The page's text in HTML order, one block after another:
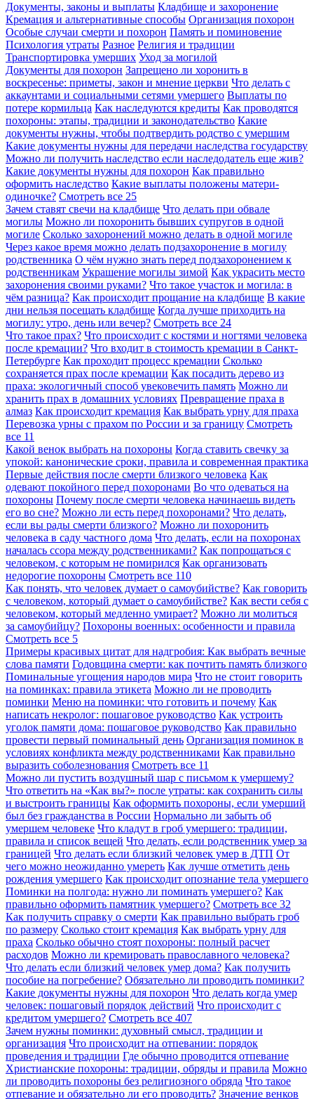
Документы, законы и выплаты Кладбище и захоронение
Кремация и альтернативные способы Организация похорон
Особые случаи смерти и похорон Память и поминовение
Психология утраты Разное Религия и традиции
Транспортировка умерших Уход за могилой
Документы для похорон Запрещено ли хоронить в
воскресенье: приметы, закон и мнение церкви Что делать с
аккаунтами и социальными сетями умершего Выплаты по
потере кормильца Как наследуются кредиты Как проводятся
похороны: этапы, традиции и законодательство Какие
документы нужны, чтобы подтвердить родство с умершим
Какие документы нужны для передачи наследства государству
Можно ли получить наследство если наследодатель еще жив?
Какие документы нужны для похорон Как правильно
оформить наследство Какие выплаты положены матери-
одиночке? Смотреть все 25
Зачем ставят свечи на кладбище Что делать при обвале
могилы Можно ли похоронить бывших супругов в одной
могиле Сколько захоронений можно делать в одной могиле
Через какое время можно делать подзахоронение в могилу
родственника О чём нужно знать перед подзахоронением к
родственникам Украшение могилы зимой Как украсить место
захоронения своими руками? Что такое участок и могила: в
чём разница? Как происходит прощание на кладбище В какие
дни нельзя посещать кладбище Когда лучше приходить на
могилу: утро, день или вечер? Смотреть все 24
Что такое прах? Что происходит с костями и ногтями человека
после кремации? Что входит в стоимость кремации в Санкт-
Петербурге Как проходит процесс кремации Сколько
сохраняется прах после кремации Как посадить дерево из
праха: экологичный способ увековечить память Можно ли
хранить прах в домашних условиях Превращение праха в
алмаз Как происходит кремация Как выбрать урну для праха
Перевозка урны с прахом по России и за границу Смотреть
все 11
Какой венок выбрать на похороны Когда ставить свечку за
упокой: канонические сроки, правила и современная практика
Первые действия после смерти близкого человека Как
одевают покойного перед похоронами Во что одеваться на
похороны Почему после смерти человека начинаешь видеть
его во сне? Можно ли есть перед похоронами? Что делать,
если вы рады смерти близкого? Можно ли похоронить
человека в саду частного дома Что делать, если на похоронах
началась ссора между родственниками? Как попрощаться с
человеком, с которым не помирился Как организовать
недорогие похороны Смотреть все 110
Как понять, что человек думает о самоубийстве? Как говорить
с человеком, который думает о самоубийстве? Как вести себя с
человеком, который медленно умирает? Можно ли молиться
за самоубийцу? Похороны военных: особенности и правила
Смотреть все 5
Примеры красивых цитат для надгробия: Как выбрать вечные
слова памяти Годовщина смерти: как почтить память близкого
Поминальные угощения народов мира Что не стоит говорить
на поминках: правила этикета Можно ли не проводить
поминки Меню на поминки: что готовить и почему Как
написать некролог: пошаговое руководство Как устроить
уголок памяти дома: пошаговое руководство Как правильно
провести первый поминальный день Организация поминок в
условиях конфликта между родственниками Как правильно
выразить соболезнования Смотреть все 11
Можно ли пустить воздушный шар с письмом к умершему?
Что ответить на «Как вы?» после утраты: как сохранить силы
и выстроить границы Как оформить похороны, если умерший
был без гражданства в России Нормально ли забыть об
умершем человеке Что кладут в гроб умершего: традиции,
правила и список вещей Что делать, если родственник умер за
границей Что делать если близкий человек умер в ДТП От
чего можно неожиданно умереть Как лучше отметить день
рождения умершего Как происходит опознание тела умершего
Поминки на полгода: нужно ли поминать умершего? Как
правильно оформить памятник умершего? Смотреть все 32
Как получить справку о смерти Как правильно выбрать гроб
по размеру Сколько стоит кремация Как выбрать урну для
праха Сколько обычно стоят похороны: полный расчет
расходов Можно ли кремировать православного человека?
Что делать если близкий человек умер дома? Как получить
пособие на погребение? Обязательно ли проводить поминки?
Какие документы нужны для похорон Что делать когда умер
человек: пошаговый порядок действий Что происходит с
кредитом умершего? Смотреть все 407
Зачем нужны поминки: духовный смысл, традиции и
организация Что происходит на отпевании: порядок
проведения и традиции Где обычно проводится отпевание
Христианские похороны: традиции, обряды и правила Можно
ли проводить похороны без религиозного обряда Что такое
отпевание и обязательно ли его проводить? Значение венков